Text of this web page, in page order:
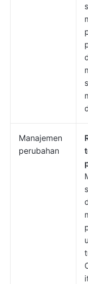
Manajemen
perubahan